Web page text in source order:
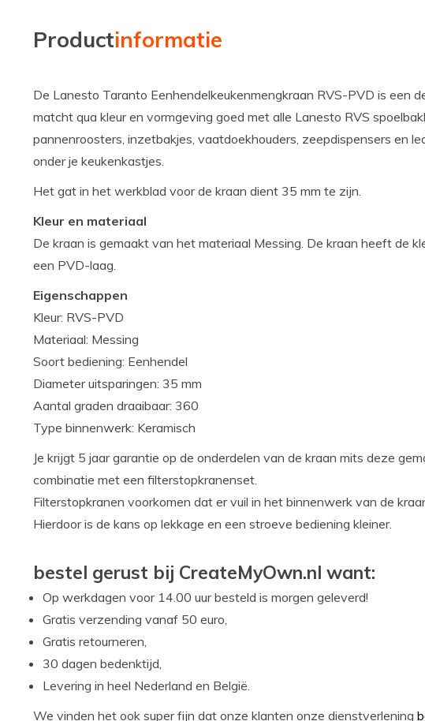
Productinformatie
De Lanesto Taranto Eenhendelkeukenmengkraan RVS-PVD is een
matcht qua kleur en vormgeving goed met alle Lanesto RVS
pannenroosters, inzetbakjes, vaatdoekhouders, zeepdispensers en
onder je keukenkastjes.
Het gat in het werkblad voor de kraan dient 35 mm te zijn.
Kleur en materiaal
De kraan is gemaakt van het materiaal Messing. De kraan heeft de
een PVD-laag.
Eigenschappen
Kleur: RVS-PVD
Materiaal: Messing
Soort bediening: Eenhendel
Diameter uitsparingen: 35 mm
Aantal graden draaibaar: 360
Type binnenwerk: Keramisch
Je krijgt 5 jaar garantie op de onderdelen van de kraan mits deze
combinatie met een filterstopkranenset.
Filterstopkranen voorkomen dat er vuil in het binnenwerk van de
Hierdoor is de kans op lekkage en een stroeve bediening kleiner.
bestel gerust bij CreateMyOwn.nl want:
Op werkdagen voor 14.00 uur besteld is morgen geleverd!
Gratis verzending vanaf 50 euro,
Gratis retourneren,
30 dagen bedenktijd,
Levering in heel Nederland en België.
We vinden het ook super fijn dat onze klanten onze dienstverlening